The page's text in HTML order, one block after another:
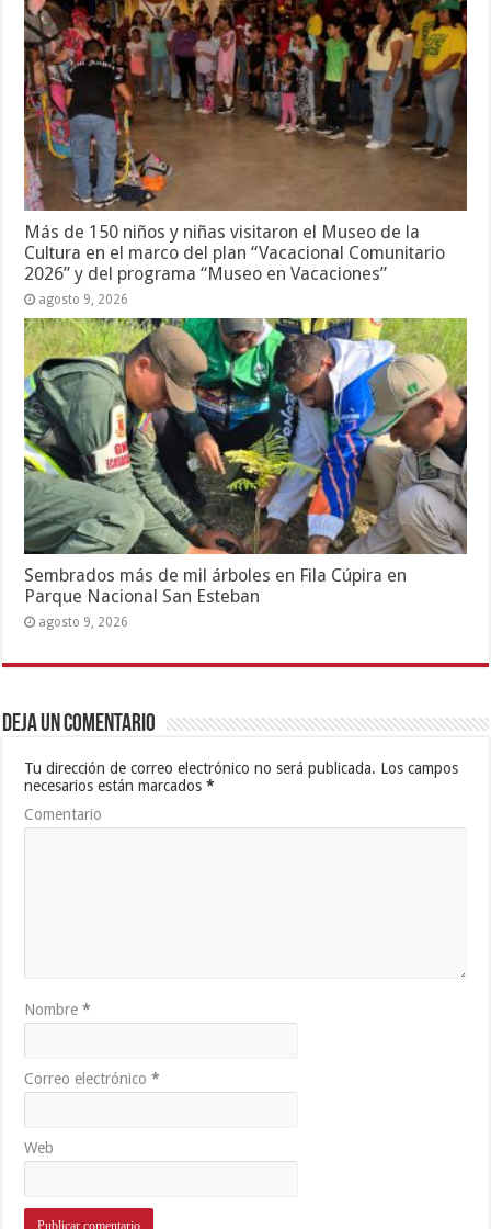
Más de 150 niños y niñas visitaron el Museo de la
Cultura en el marco del plan “Vacacional Comunitario
2026” y del programa “Museo en Vacaciones”
agosto 9, 2026
Sembrados más de mil árboles en Fila Cúpira en
Parque Nacional San Esteban
agosto 9, 2026
Deja un comentario
Tu dirección de correo electrónico no será publicada. Los campos
necesarios están marcados*
Comentario
Nombre*
Correo electrónico*
Web